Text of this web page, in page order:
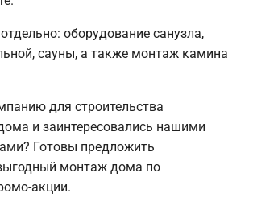
оборудование санузла,
сауны, а также монтаж камина
для строительства
и заинтересовались нашими
Готовы предложить
монтаж дома по
акции.